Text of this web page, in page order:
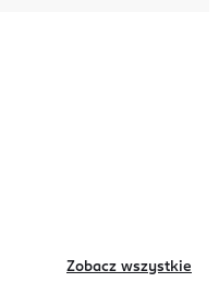
Zobacz wszystkie